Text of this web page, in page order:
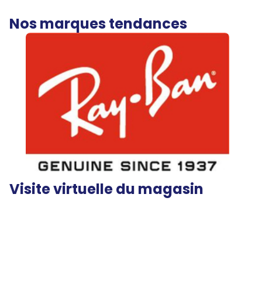
Nos marques tendances
Visite virtuelle du magasin